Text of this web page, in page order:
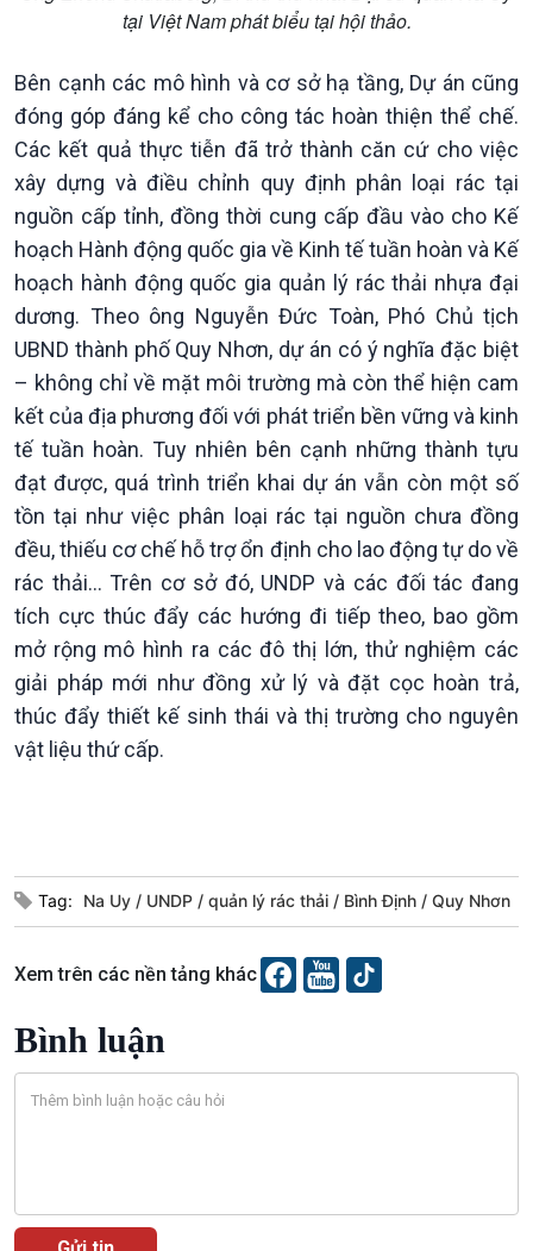
Văn hoá & Du lịch
Tin Văn hoá & Du lịch
Chát với người nổi tiếng
Câu chuyện Thể thao
Multimedia
Ảnh
Video
Infographic
E-Magazine
Câu chuyện thời sự
Dòng chảy sự kiện
Diễn đàn chủ nhật
tại Việt Nam phát biểu tại hội thảo.
Bên cạnh các mô hình và cơ sở hạ tầng, Dự án cũng
đóng góp đáng kể cho công tác hoàn thiện thể chế.
Các kết quả thực tiễn đã trở thành căn cứ cho việc
xây dựng và điều chỉnh quy định phân loại rác tại
nguồn cấp tỉnh, đồng thời cung cấp đầu vào cho Kế
hoạch Hành động quốc gia về Kinh tế tuần hoàn và Kế
hoạch hành động quốc gia quản lý rác thải nhựa đại
dương. Theo ông Nguyễn Đức Toàn, Phó Chủ tịch
UBND thành phố Quy Nhơn, dự án có ý nghĩa đặc biệt
– không chỉ về mặt môi trường mà còn thể hiện cam
kết của địa phương đối với phát triển bền vững và kinh
tế tuần hoàn. Tuy nhiên bên cạnh những thành tựu
đạt được, quá trình triển khai dự án vẫn còn một số
tồn tại như việc phân loại rác tại nguồn chưa đồng
đều, thiếu cơ chế hỗ trợ ổn định cho lao động tự do về
rác thải… Trên cơ sở đó, UNDP và các đối tác đang
tích cực thúc đẩy các hướng đi tiếp theo, bao gồm
mở rộng mô hình ra các đô thị lớn, thử nghiệm các
giải pháp mới như đồng xử lý và đặt cọc hoàn trả,
thúc đẩy thiết kế sinh thái và thị trường cho nguyên
vật liệu thứ cấp.
Tag: Na Uy UNDP quản lý rác thải Bình Định Quy Nhơn
Xem trên các nền tảng khác
Bình luận